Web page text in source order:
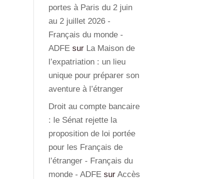
portes à Paris du 2 juin
au 2 juillet 2026 -
Français du monde -
ADFE sur La Maison de
l’expatriation : un lieu
unique pour préparer son
aventure à l’étranger
Droit au compte bancaire
: le Sénat rejette la
proposition de loi portée
pour les Français de
l’étranger - Français du
monde - ADFE surAccès